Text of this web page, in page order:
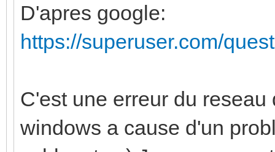
D'apres google:
https://superuser.com/
C'est une erreur du
windows a cause d'un